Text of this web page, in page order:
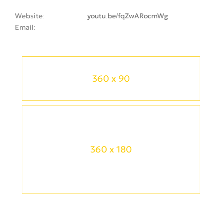
360 x 90
360 x 180
Website
youtu.be/fqZwARocmWg
Email